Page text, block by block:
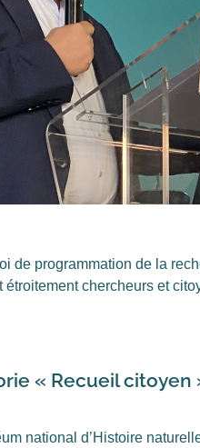
de programmation de la
étroitement chercheurs et
« Recueil citoyen
national d’Histoire